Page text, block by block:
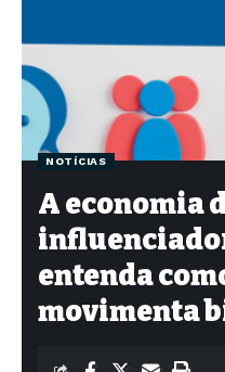
NOTÍCIAS
A economia
entenda
movimenta